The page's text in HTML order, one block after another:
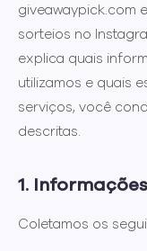
giveawaypick.com
sorteios no
explica quais
utilizamos e quais
serviços, você
descritas.
1.
Coletamos os